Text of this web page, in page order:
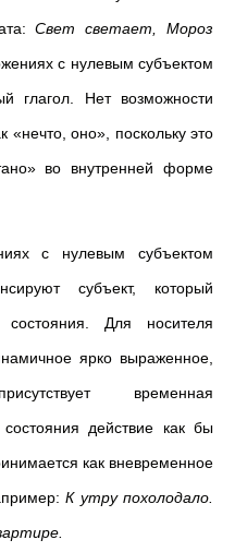
Свет светает, Мороз
с нулевым субъектом
глагол. Нет возможности
«нечто, оно», поскольку это
во внутренней форме
с нулевым субъектом
субъект, который
Для носителя
ярко выраженное,
временная
действие как бы
как вневременное
К утру похолодало.